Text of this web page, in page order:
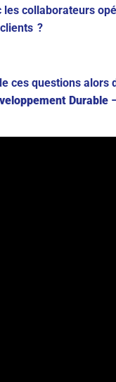
collaborateurs
?
ces questions alors
Durable